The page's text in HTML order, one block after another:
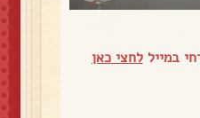
במייללחצי כאן